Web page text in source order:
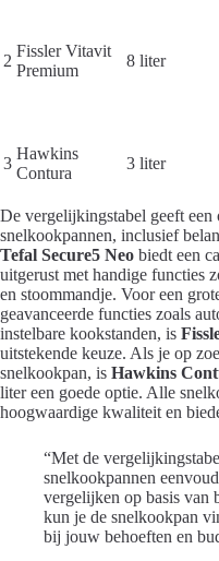
2
Fissler Vitavit
Premium
8 liter
3
Hawkins
Contura
3 liter
De vergelijkingstabel geeft
snelkookpannen, inclusief
Tefal Secure5 Neo biedt een
uitgerust met handige functies
en stoommandje. Voor een
geavanceerde functies zoals
instelbare kookstanden, is
uitstekende keuze. Als je op
snelkookpan, is Hawkins
liter een goede optie. Alle
hoogwaardige kwaliteit en
“Met de
snelkookpannen
vergelijken op basis van
kun je de snelkookpan
bij jouw behoeften en